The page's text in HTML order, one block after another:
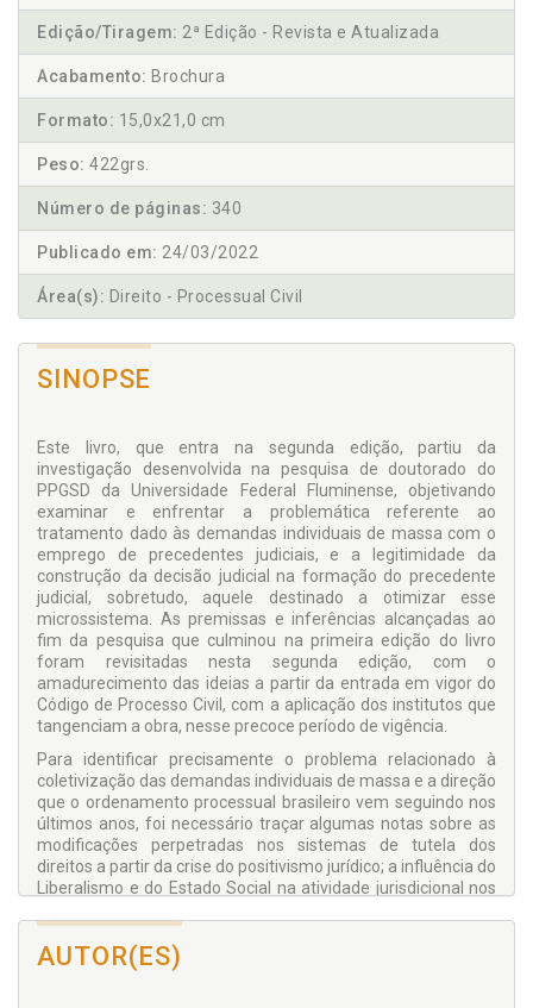
Edição/Tiragem: 2ª Edição - Revista e Atualizada
Acabamento: Brochura
Formato: 15,0x21,0 cm
Peso: 422grs.
Número de páginas: 340
Publicado em: 24/03/2022
Área(s): Direito - Processual Civil
SINOPSE
Este livro, que entra na segunda edição, partiu da
investigação desenvolvida na pesquisa de doutorado do
PPGSD da Universidade Federal Fluminense, objetivando
examinar e enfrentar a problemática referente ao
tratamento dado às demandas individuais de massa com o
emprego de precedentes judiciais, e a legitimidade da
construção da decisão judicial na formação do precedente
judicial, sobretudo, aquele destinado a otimizar esse
microssistema. As premissas e inferências alcançadas ao
fim da pesquisa que culminou na primeira edição do livro
foram revisitadas nesta segunda edição, com o
amadurecimento das ideias a partir da entrada em vigor do
Código de Processo Civil, com a aplicação dos institutos que
tangenciam a obra, nesse precoce período de vigência.
Para identificar precisamente o problema relacionado à
coletivização das demandas individuais de massa e a direção
que o ordenamento processual brasileiro vem seguindo nos
últimos anos, foi necessário traçar algumas notas sobre as
modificações perpetradas nos sistemas de tutela dos
direitos a partir da crise do positivismo jurídico; a influência do
Liberalismo e do Estado Social na atividade jurisdicional nos
inerentes aos sistemas
aos métodos de precedentes.
AUTOR(ES)